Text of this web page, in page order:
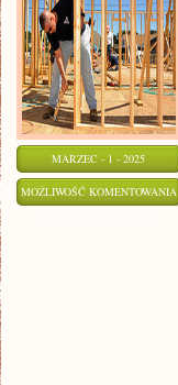
MARZEC - 1 - 2025
MOŻLIWOŚĆ KOMENTOWANIA